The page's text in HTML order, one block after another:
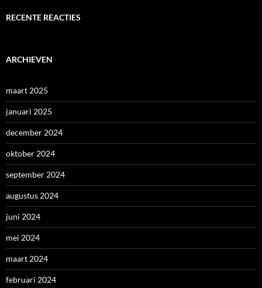
RECENTE REACTIES
ARCHIEVEN
maart 2025
januari 2025
december 2024
oktober 2024
september 2024
augustus 2024
juni 2024
mei 2024
maart 2024
februari 2024